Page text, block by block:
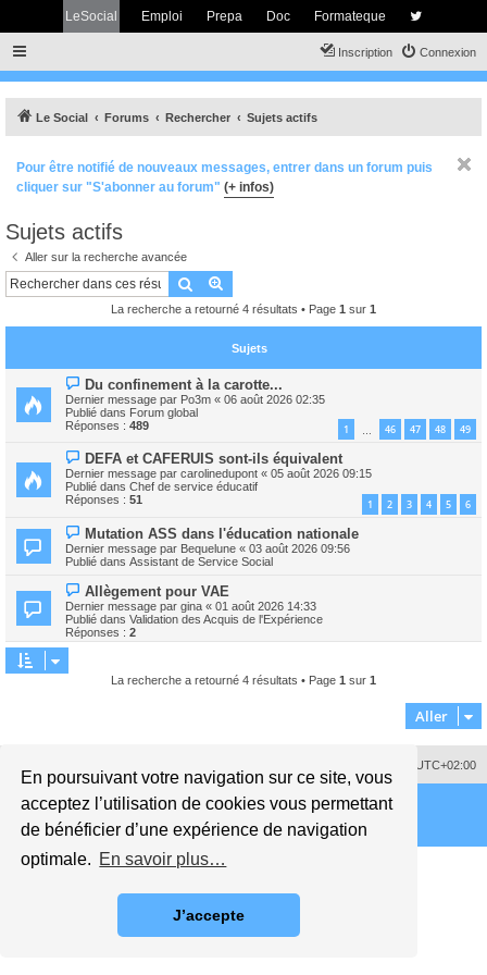
En poursuivant votre navigation sur ce site, vous
acceptez l’utilisation de cookies vous permettant
de bénéficier d’une expérience de navigation
optimale. En savoir plus…
J’accepte
LeSocial Emploi Prepa Doc Formateque
Connexion
Inscription
Le Social Forums Rechercher Sujets actifs
Pour être notifié de nouveaux messages, entrer dans un forum puis
cliquer sur "S'abonner au forum" (+ infos)
Sujets actifs
Aller sur la recherche avancée
Rechercher
La recherche a retourné 4 résultats • Page 1 sur 1
Sujets
N
o
u
v
e
m
e
s
g
e
Du confinement à la carotte...
Dernier message par Po3m « 06 août 2026 02:35
Publié dans Forum global
Réponses : 489 1 46 47 48 49
N
o
u
v
e
u
m
e
s
a
g
e
DEFA et CAFERUIS sont-ils équivalent
Dernier message par carolinedupont « 05 août 2026 09:15
Publié dans Chef de service éducatif
Réponses : 51 1 2 3 4 5 6
N
o
u
v
a
u
m
e
Mutation ASS dans l'éducation nationale
Dernier message par Bequelune « 03 août 2026 09:56
Publié dans Assistant de Service Social
N
o
u
v
e
Allègement pour VAE
Dernier message par gina « 01 août 2026 14:33
Publié dans Validation des Acquis de l'Expérience
Réponses : 2
La recherche a retourné 4 résultats • Page 1 sur 1
Aller
UTC+02:00